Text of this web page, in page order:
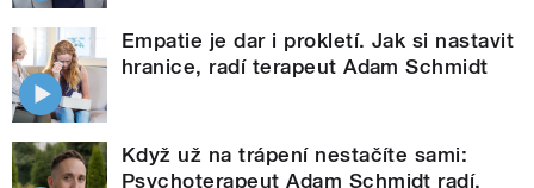
Empatie je dar i prokletí. Jak si nastavit
hranice, radí terapeut Adam Schmidt
Když už na trápení nestačíte sami:
Psychoterapeut Adam Schmidt radí,